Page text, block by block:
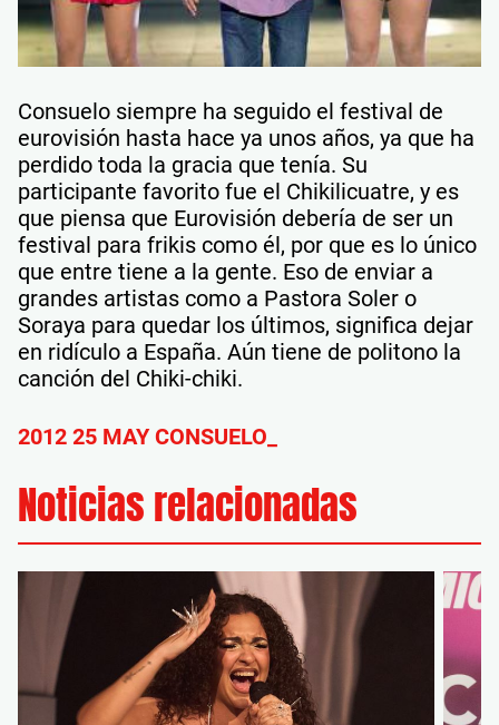
Consuelo siempre ha seguido el festival de
eurovisión hasta hace ya unos años, ya que ha
perdido toda la gracia que tenía. Su
participante favorito fue el Chikilicuatre, y es
que piensa que Eurovisión debería de ser un
festival para frikis como él, por que es lo único
que entre tiene a la gente. Eso de enviar a
grandes artistas como a Pastora Soler o
Soraya para quedar los últimos, significa dejar
en ridículo a España. Aún tiene de politono la
canción del Chiki-chiki.
2012 25 MAY CONSUELO_
Noticias relacionadas